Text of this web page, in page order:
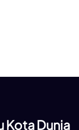
Kota Dunia